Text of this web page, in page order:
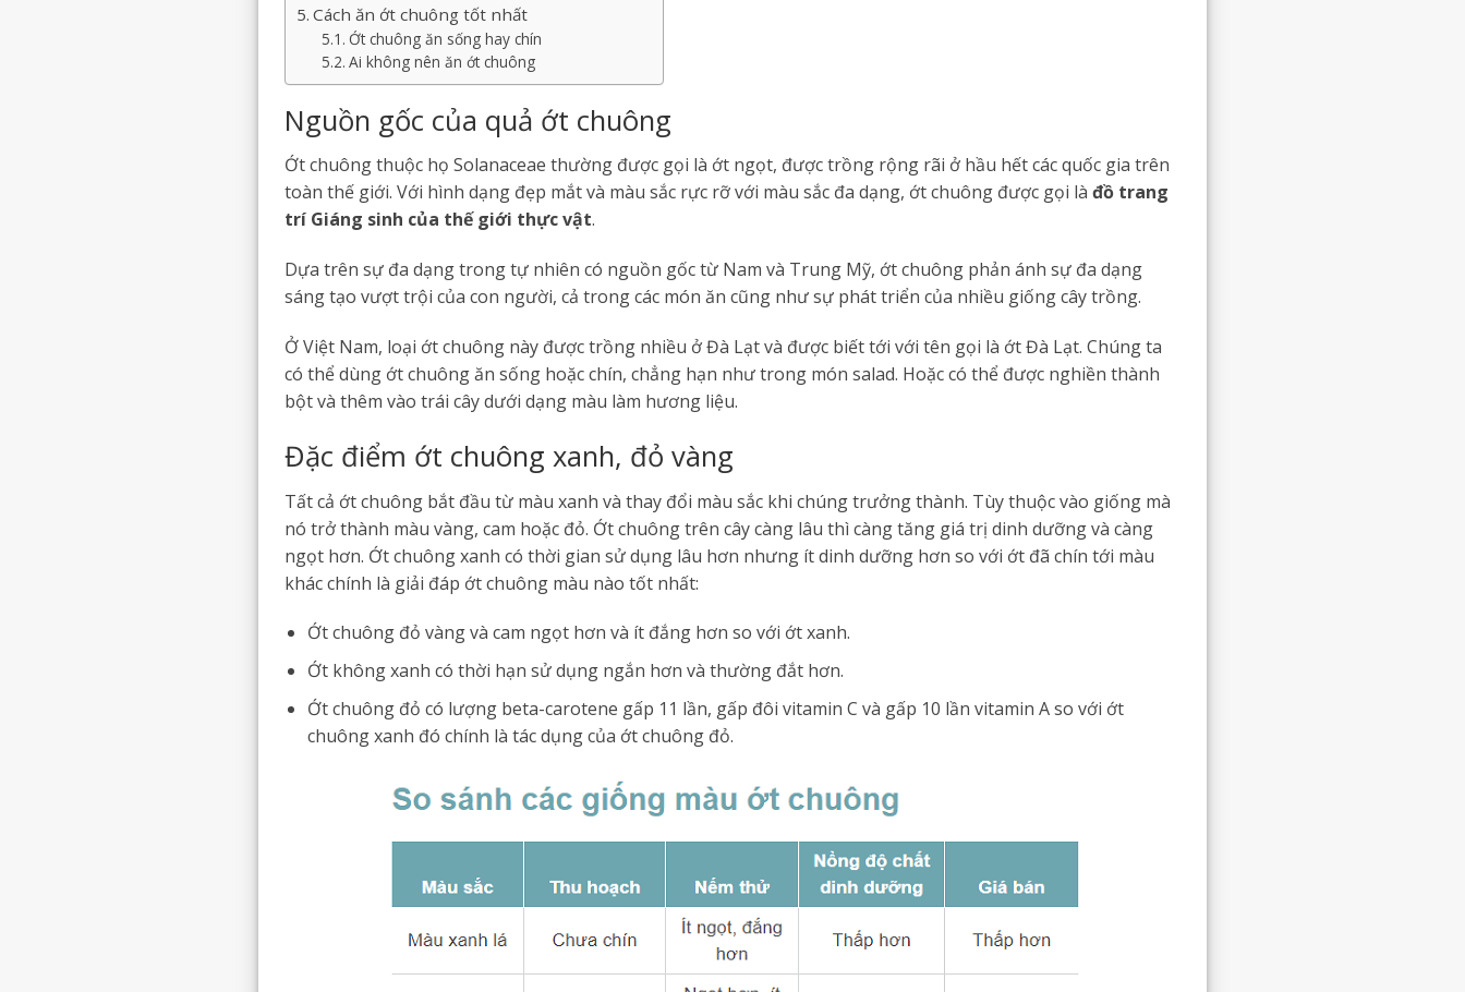
Cách ăn ớt chuông tốt nhất
Ớt chuông ăn sống hay chín
Ai không nên ăn ớt chuông
Nguồn gốc của quả ớt chuông
Ớt chuông thuộc họ Solanaceae thường được gọi là ớt ngọt, được trồng rộng rãi ở hầu hết các quốc gia trên
toàn thế giới. Với hình dạng đẹp mắt và màu sắc rực rỡ với màu sắc đa dạng, ớt chuông được gọi là đồ trang
trí Giáng sinh của thế giới thực vật.
Dựa trên sự đa dạng trong tự nhiên có nguồn gốc từ Nam và Trung Mỹ, ớt chuông phản ánh sự đa dạng
sáng tạo vượt trội của con người, cả trong các món ăn cũng như sự phát triển của nhiều giống cây trồng.
Ở Việt Nam, loại ớt chuông này được trồng nhiều ở Đà Lạt và được biết tới với tên gọi là ớt Đà Lạt. Chúng ta
có thể dùng ớt chuông ăn sống hoặc chín, chẳng hạn như trong món salad. Hoặc có thể được nghiền thành
bột và thêm vào trái cây dưới dạng màu làm hương liệu.
Đặc điểm ớt chuông xanh, đỏ vàng
Tất cả ớt chuông bắt đầu từ màu xanh và thay đổi màu sắc khi chúng trưởng thành. Tùy thuộc vào giống mà
nó trở thành màu vàng, cam hoặc đỏ. Ớt chuông trên cây càng lâu thì càng tăng giá trị dinh dưỡng và càng
ngọt hơn. Ớt chuông xanh có thời gian sử dụng lâu hơn nhưng ít dinh dưỡng hơn so với ớt đã chín tới màu
khác chính là giải đáp ớt chuông màu nào tốt nhất:
Ớt chuông đỏ vàng và cam ngọt hơn và ít đắng hơn so với ớt xanh.
Ớt không xanh có thời hạn sử dụng ngắn hơn và thường đắt hơn.
Ớt chuông đỏ có lượng beta-carotene gấp 11 lần, gấp đôi vitamin C và gấp 10 lần vitamin A so với ớt
chuông xanh đó chính là tác dụng của ớt chuông đỏ.